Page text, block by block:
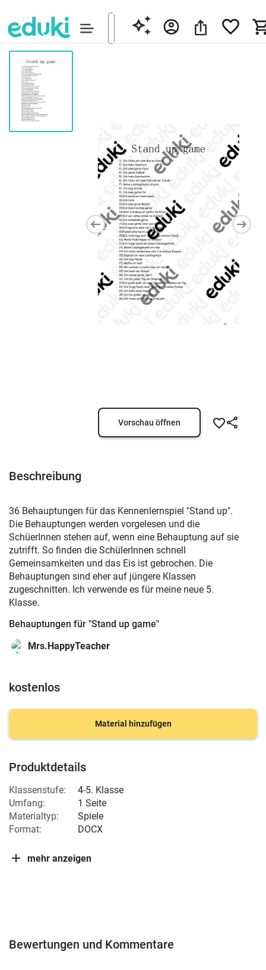
Vorschau öffnen
Beschreibung
36 Behauptungen für das Kennenlernspiel "Stand up".
Die Behauptungen werden vorgelesen und die
SchüerInnen stehen auf, wenn eine Behauptung auf sie
zutrifft. So finden die SchülerInnen schnell
Gemeinsamkeiten und das Eis ist gebrochen. Die
Behauptungen sind eher auf jüngere Klassen
zugeschnitten. Ich verwende es für meine neue 5.
Klasse.
Behauptungen für "Stand up game"
Mrs.HappyTeacher
kostenlos
Material hinzufügen
Produktdetails
Klassenstufe:
4-5. Klasse
Umfang:
1 Seite
Materialtyp:
Spiele
Format:
DOCX
mehr anzeigen
Bewertungen und Kommentare